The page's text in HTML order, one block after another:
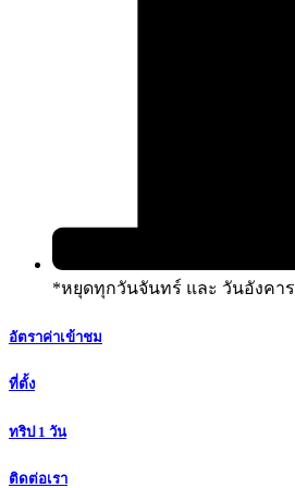
*หยุดทุกวันจันทร์ และ วันอังคาร
อัตราค่าเข้าชม
ที่ตั้ง
ทริป 1 วัน
ติดต่อเรา